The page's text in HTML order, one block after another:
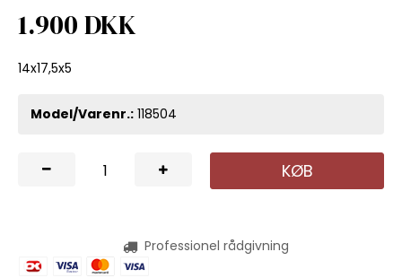
1.900 DKK
14x17,5x5
Model/Varenr.: 118504
KØB
Professionel rådgivning